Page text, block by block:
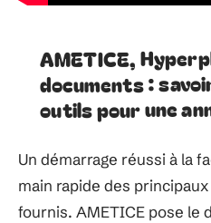
AMETICE,
documents :
outils pour une
Un démarrage réussi à la
main rapide des principaux
fournis. AMETICE pose le